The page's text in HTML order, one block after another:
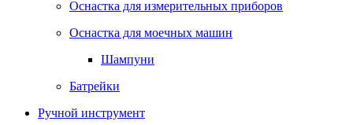
Оснастка для измерительных приборов
Оснастка для моечных машин
Шампуни
Батрейки
Ручной инструмент